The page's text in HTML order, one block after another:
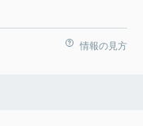
情報の見方